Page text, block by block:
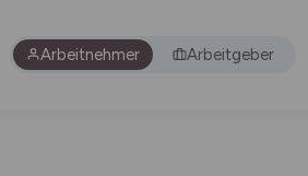
Arbeitnehmer Arbeitgeber